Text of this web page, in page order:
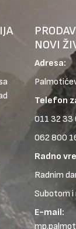
NOVI
Adresa:
Telefon
011 32 33
062 800
Radno
Radnim
Subotom i
E-mail: